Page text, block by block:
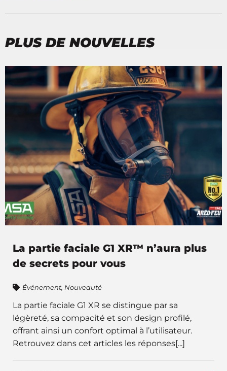
PLUS DE NOUVELLES
La partie faciale G1 XR™ n’aura plus
de secrets pour vous
Événement, Nouveauté
La partie faciale G1 XR se distingue par sa
légèreté, sa compacité et son design profilé,
offrant ainsi un confort optimal à l’utilisateur.
Retrouvez dans cet articles les réponses[...]